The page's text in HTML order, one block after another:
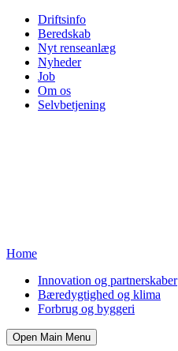
Driftsinfo
Beredskab
Nyt renseanlæg
Nyheder
Job
Om os
Selvbetjening
Home
Innovation og partnerskaber
Bæredygtighed og klima
Forbrug og byggeri
Open Main Menu